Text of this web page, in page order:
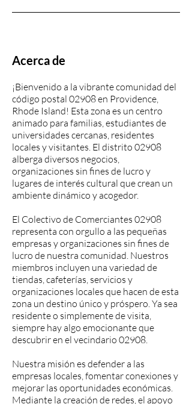
Acerca de
¡Bienvenido a la vibrante comunidad del
código postal 02908 en Providence,
Rhode Island! Esta zona es un centro
animado para familias, estudiantes de
universidades cercanas, residentes
locales y visitantes. El distrito 02908
alberga diversos negocios,
organizaciones sin fines de lucro y
lugares de interés cultural que crean un
ambiente dinámico y acogedor.
El Colectivo de Comerciantes 02908
representa con orgullo a las pequeñas
empresas y organizaciones sin fines de
lucro de nuestra comunidad. Nuestros
miembros incluyen una variedad de
tiendas, cafeterías, servicios y
organizaciones locales que hacen de esta
zona un destino único y próspero. Ya sea
residente o simplemente de visita,
siempre hay algo emocionante que
descubrir en el vecindario 02908.
Nuestra misión es defender a las
empresas locales, fomentar conexiones y
mejorar las oportunidades económicas.
Mediante la creación de redes, el apoyo